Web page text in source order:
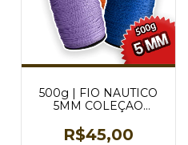
500g | FIO NAUTICO
5MM COLEÇAO
CORES
R$45,00